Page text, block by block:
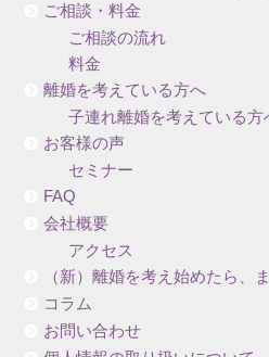
ご相談・料金
ご相談の流れ
料金
離婚を考えている方へ
子連れ離婚を考えている方
お客様の声
セミナー
FAQ
会社概要
アクセス
（新）離婚を考え始めたら、
コラム
お問い合わせ